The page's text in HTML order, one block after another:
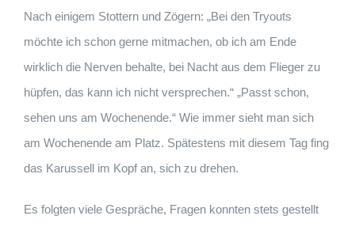
Nach einigem Stottern und Zögern: „Bei den Tryouts
möchte ich schon gerne mitmachen, ob ich am Ende
wirklich die Nerven behalte, bei Nacht aus dem Flieger zu
hüpfen, das kann ich nicht versprechen.“ „Passt schon,
sehen uns am Wochenende.“ Wie immer sieht man sich
am Wochenende am Platz. Spätestens mit diesem Tag fing
das Karussell im Kopf an, sich zu drehen.
Es folgten viele Gespräche, Fragen konnten stets gestellt